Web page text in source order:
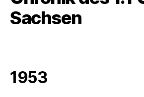
Sachsen
1953